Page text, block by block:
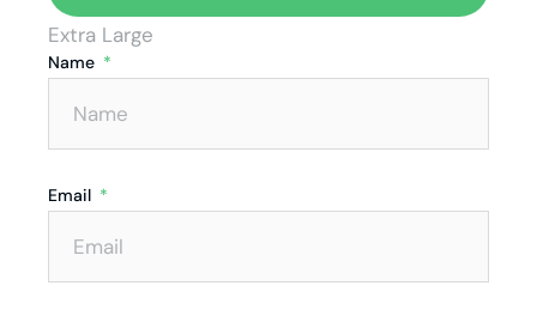
Extra Large
Name
Email